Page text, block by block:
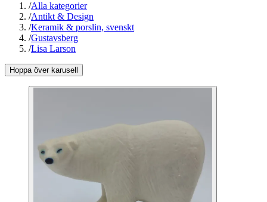
/Alla kategorier
/Antikt & Design
/Keramik & porslin, svenskt
/Gustavsberg
/Lisa Larson
Hoppa över karusell